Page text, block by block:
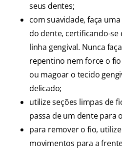
seus dentes;
com suavidade, faça
do dente, certificando-se
linha gengival. Nunca
repentino nem force o
ou magoar o tecido
delicado;
utilize seções limpas de
passa de um dente para
para remover o fio,
movimentos para a